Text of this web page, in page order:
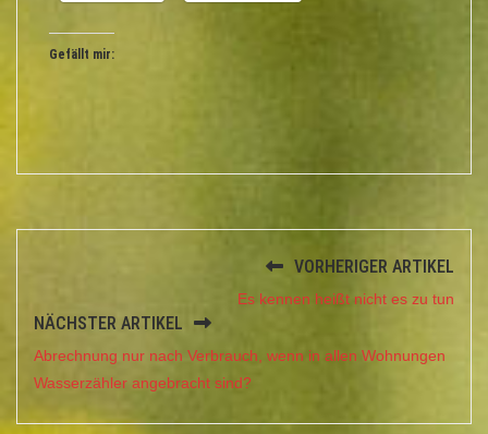
Gefällt mir:
VORHERIGER ARTIKEL
Es kennen heißt nicht es zu tun
NÄCHSTER ARTIKEL
Abrechnung nur nach Verbrauch, wenn in allen Wohnungen
Wasserzähler angebracht sind?